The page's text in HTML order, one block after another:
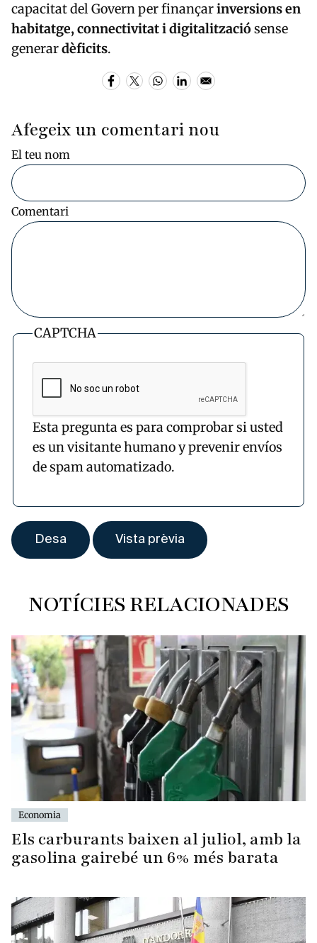
capacitat del Govern per finançarinversions en
habitatge, connectivitat i digitalitzaciósense
generardèficits.
Afegeix un comentari nou
El teu nom
Comentari
CAPTCHA
Esta pregunta es para comprobar si usted
es un visitante humano y prevenir envíos
de spam automatizado.
NOTÍCIES RELACIONADES
Economia
Els carburants baixen al juliol, amb la
gasolina gairebé un 6% més barata